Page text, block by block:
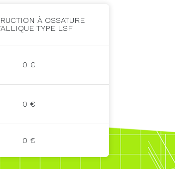
À OSSATURE
TYPE LSF
0 €
0 €
0 €